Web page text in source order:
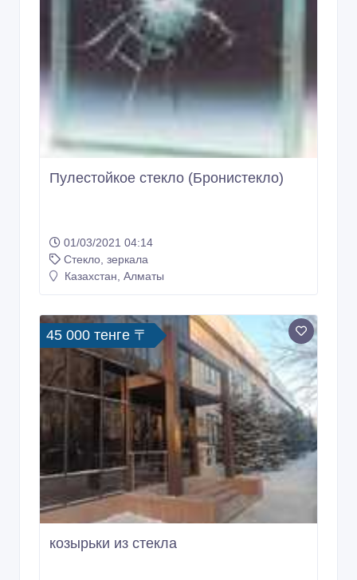
Пулестойкое стекло (Бронистекло)
01/03/2021 04:14
Стекло, зеркала
Казахстан, Алматы
45 000 тенге 〒
козырьки из стекла